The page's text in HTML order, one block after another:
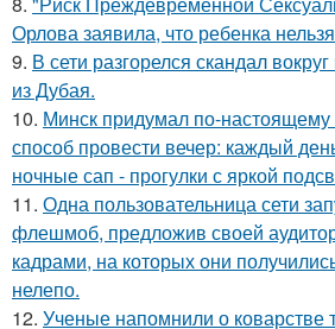
Орлова заявила, что ребенка
9. В сети разгорелся скандал
из Дубая.
10. Минск придумал по-
способ провести вечер: каждый
ночные сап - прогулки с яркой
11. Одна пользовательница сети
флешмоб, предложив своей
кадрами, на которых они
нелепо.
12. Ученые напомнили о коварстве